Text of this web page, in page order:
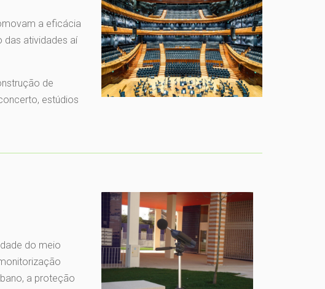
a eficácia
atividades aí
de
estúdios
do meio
a proteção